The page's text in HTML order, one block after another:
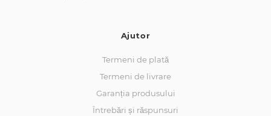
Ajutor
Termeni de plată
Termeni de livrare
Garanția produsului
Întrebări și răspunsuri